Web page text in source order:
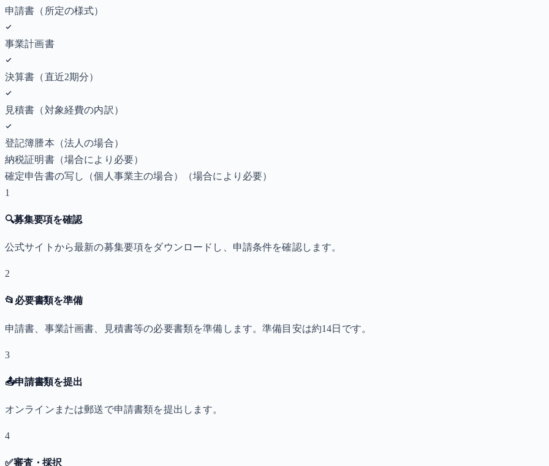
申請書（所定の様式）
事業計画書
決算書（直近2期分）
見積書（対象経費の内訳）
登記簿謄本（法人の場合）
納税証明書（場合により必要）
確定申告書の写し（個人事業主の場合）
（場合により必要）
1
🔍募集要項を確認
公式サイトから最新の募集要項をダウンロードし、申請条件を確認します。
2
📂 必要書類を準備
申請書、事業計画書、見積書等の必要書類を準備します。準備目安は約14日です。
3
📤申請書類を提出
オンラインまたは郵送で申請書類を提出します。
4
✅審査・採択